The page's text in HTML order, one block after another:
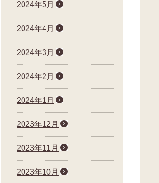
2024年5月
2024年4月
2024年3月
2024年2月
2024年1月
2023年12月
2023年11月
2023年10月